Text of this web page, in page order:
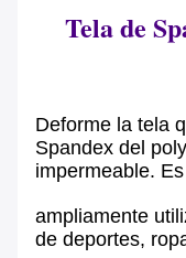
Tela de
Deforme la tela
Spandex del
impermeable. Es
ampliamente
de deportes,